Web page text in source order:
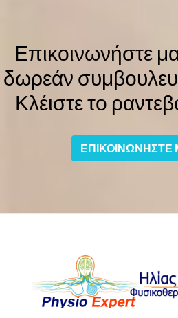
Επικοινωνήστε
δωρεάν
Κλέιστε το
ΕΠΙΚΟΙΝΩΝΗΣΤΕ